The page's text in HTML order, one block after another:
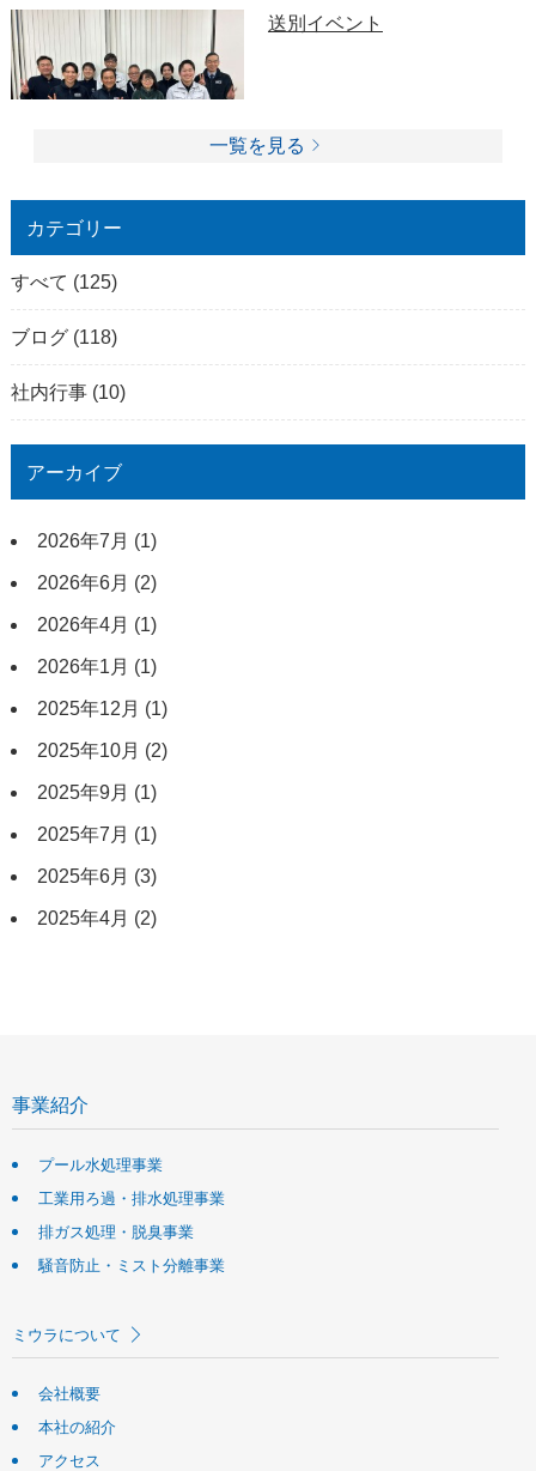
送別イベント
一覧を見る
カテゴリー
すべて (125)
ブログ(118)
社内行事(10)
アーカイブ
2026年7月 (1)
2026年6月 (2)
2026年4月 (1)
2026年1月 (1)
2025年12月 (1)
2025年10月 (2)
2025年9月 (1)
2025年7月 (1)
2025年6月 (3)
2025年4月 (2)
事業紹介
プール水処理事業
工業用ろ過・排水処理事業
排ガス処理・脱臭事業
騒音防止・ミスト分離事業
ミウラについて
会社概要
本社の紹介
アクセス